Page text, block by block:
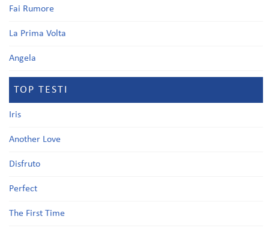
Fai Rumore
La Prima Volta
Angela
TOP TESTI
Iris
Another Love
Disfruto
Perfect
The First Time